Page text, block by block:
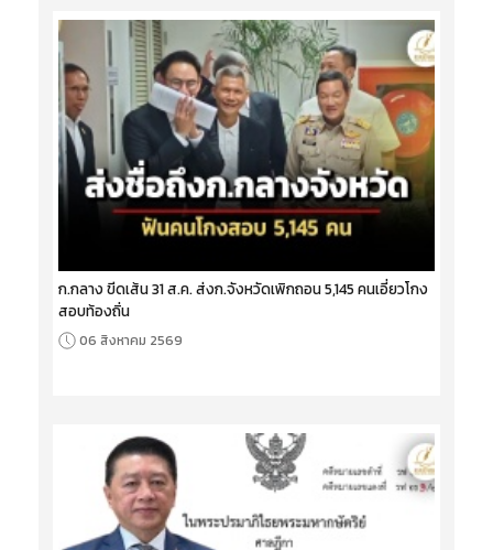
ก.กลาง ขีดเส้น 31 ส.ค. ส่งก.จังหวัดเพิกถอน 5,145 คนเอี่ยวโกง
สอบท้องถิ่น
06 สิงหาคม 2569